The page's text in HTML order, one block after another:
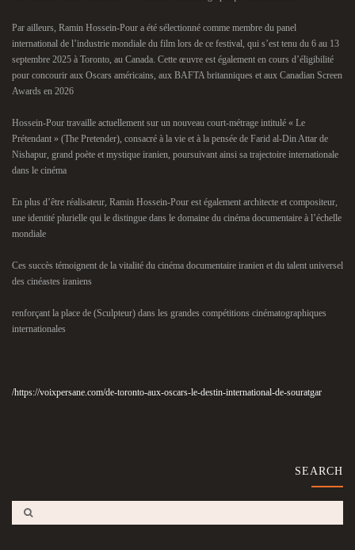
Par ailleurs, Ramin Hossein-Pour a été sélectionné comme membre du panel
international de l’industrie mondiale du film lors de ce festival, qui s’est tenu du 6 au 13
septembre 2025 à Toronto, au Canada. Cette œuvre est également en cours d’éligibilité
pour concourir aux Oscars américains, aux BAFTA britanniques et aux Canadian Screen
Awards en 2026
Hossein-Pour travaille actuellement sur un nouveau court-métrage intitulé « Le
Prétendant » (The Pretender), consacré à la vie et à la pensée de Farid al-Din Attar de
Nishapur, grand poète et mystique iranien, poursuivant ainsi sa trajectoire internationale
dans le cinéma
En plus d’être réalisateur, Ramin Hossein-Pour est également architecte et compositeur,
une identité plurielle qui le distingue dans le domaine du cinéma documentaire à l’échelle
mondiale
Ces succès témoignent de la vitalité du cinéma documentaire iranien et du talent universel
des cinéastes iraniens
renforçant la place de (Sculpteur) dans les grandes compétitions cinématographiques
internationales
https://voixpersane.com/de-toronto-aux-oscars-le-destin-international-de-souratgar/
SEARCH